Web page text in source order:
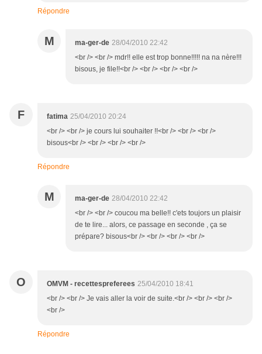
Répondre
M ma-ger-de 28/04/2010 22:42
<br /> <br /> mdr!! elle est trop bonne!!!!! na na nère!!!
bisous, je file!!<br /> <br /> <br /> <br />
F fatima 25/04/2010 20:24
<br /> <br /> je cours lui souhaiter !!<br /> <br /> <br />
bisous<br /> <br /> <br /> <br />
Répondre
M ma-ger-de 28/04/2010 22:42
<br /> <br /> coucou ma belle!! c'ets toujors un plaisir
de te lire... alors, ce passage en seconde , ça se
prépare? bisous<br /> <br /> <br /> <br />
O OMVM - recettespreferees 25/04/2010 18:41
<br /> <br /> Je vais aller la voir de suite.<br /> <br /> <br />
<br />
Répondre